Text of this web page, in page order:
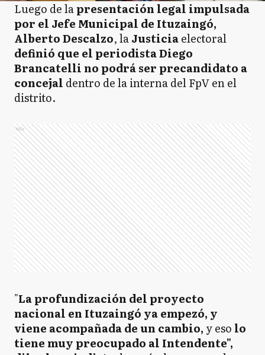
Luego de lapresentación legal impulsada
por el Jefe Municipal de Ituzaingó,
Alberto Descalzo, laJusticiaelectoral
definió que el periodista Diego
Brancatelli no podrá ser precandidato a
concejal dentro de la interna del FpV en el
distrito.
Ads
"La profundización del proyecto
nacional en Ituzaingó ya empezó, y
viene acompañada de un cambio, y eso lo
tiene muy preocupado al Intendente",